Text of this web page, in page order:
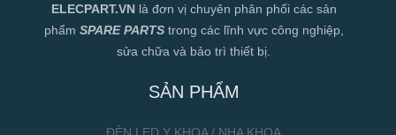
ELECPART.VN là đơn vị chuyên phân phối các sản
phẩm SPARE PARTStrong các lĩnh vực công nghiệp,
sửa chữa và bảo trì thiết bị.
SẢN PHẨM
ĐÈN LED Y KHOA / NHA KHOA